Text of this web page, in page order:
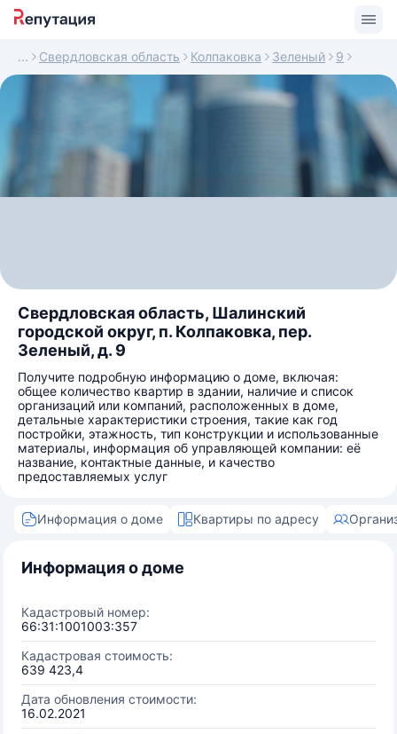
Свердловская область Колпаковка Зеленый 9
Свердловская область, Шалинский
городской округ, п. Колпаковка, пер.
Зеленый, д. 9
Получите подробную информацию о доме, включая:
общее количество квартир в здании, наличие и список
организаций или компаний, расположенных в доме,
детальные характеристики строения, такие как год
постройки, этажность, тип конструкции и использованные
материалы, информация об управляющей компании: её
название, контактные данные, и качество
предоставляемых услуг
Информация о доме Квартиры по адресу
Информация о доме
Кадастровый номер:
66:31:1001003:357
Кадастровая стоимость:
639 423,4
Дата обновления стоимости:
16.02.2021